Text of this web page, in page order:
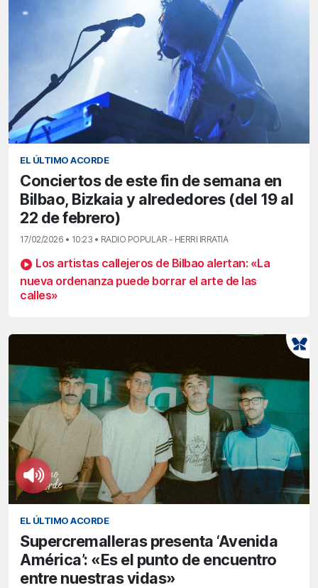
EL ÚLTIMO ACORDE
Conciertos de este fin de semana en
Bilbao, Bizkaia y alrededores (del 19 al
22 de febrero)
17/02/2026 • 10:23 • RADIO POPULAR - HERRI IRRATIA
Los artistas callejeros de Bilbao alertan: «La
nueva ordenanza puede borrar el arte de las
calles»
EL ÚLTIMO ACORDE
Supercremalleras presenta ‘Avenida
América’: «Es el punto de encuentro
entre nuestras vidas»